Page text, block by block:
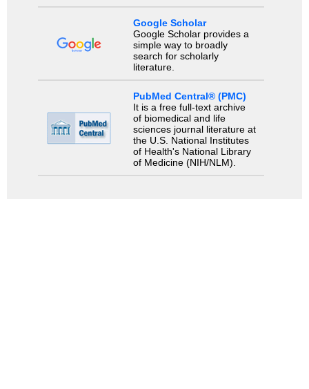
Google Scholar
Google Scholar provides a
simple way to broadly
search for scholarly
literature.
PubMed Central® (PMC)
It is a free full-text archive
of biomedical and life
sciences journal literature at
the U.S. National Institutes
of Health's National Library
of Medicine (NIH/NLM).